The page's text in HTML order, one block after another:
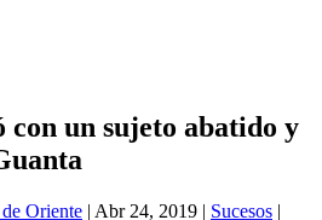
con un sujeto abatido y
Oriente | Abr 24, 2019 | Sucesos |